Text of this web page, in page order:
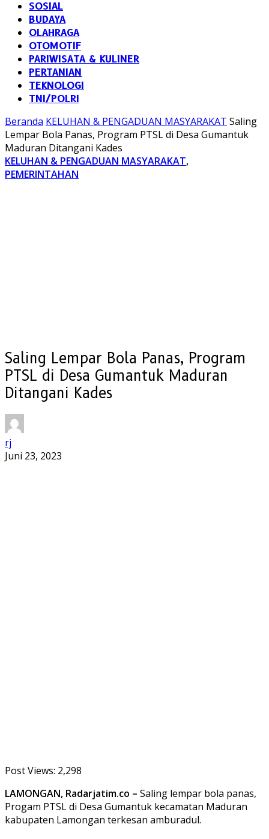
SOSIAL
BUDAYA
OLAHRAGA
OTOMOTIF
PARIWISATA & KULINER
PERTANIAN
TEKNOLOGI
TNI/POLRI
Beranda KELUHAN & PENGADUAN MASYARAKAT Saling
Lempar Bola Panas, Program PTSL di Desa Gumantuk
Maduran Ditangani Kades
KELUHAN & PENGADUAN MASYARAKAT,
PEMERINTAHAN
Saling Lempar Bola Panas, Program
PTSL di Desa Gumantuk Maduran
Ditangani Kades
rj
Juni 23, 2023
Post Views: 2,298
LAMONGAN, Radarjatim.co – Saling lempar bola panas,
Progam PTSL di Desa Gumantuk kecamatan Maduran
kabupaten Lamongan terkesan amburadul.